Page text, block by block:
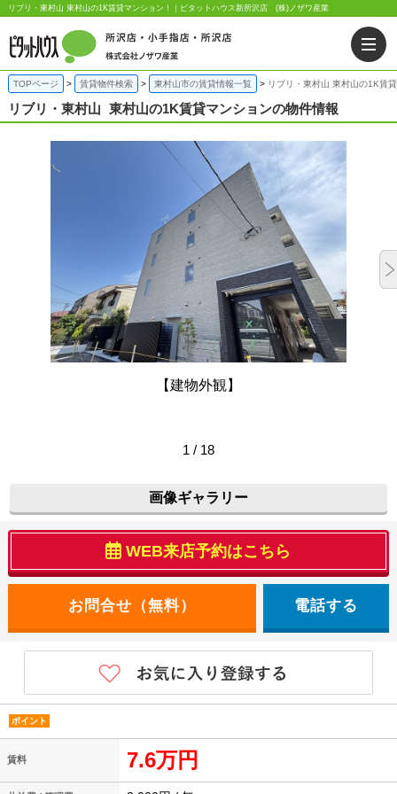
リブリ・東村山 東村山の1K賃貸マンション！｜ピタットハウス新所沢店 (株)ノザワ産業
TOPページ 賃貸物件検索 東村山市の賃貸情報一覧 リブリ・東村山 東村山の1K賃
リブリ・東村山 東村山の1K賃貸マンションの物件情報
【建物外観】
1 / 18
画像ギャラリー
WEB来店予約はこちら
電話する
ポイント
賃料 7.6万円